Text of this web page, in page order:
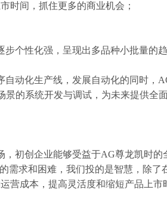
时间，抓住更多的商业机会；
步个性化强，呈现出多品种小批量的趋
序自动化生产线，发展自动化的同
的系统开发与调试，为未来提供
初创企业能够受益于AG尊龙凯时
需求和困难，我们投的是智慧，除
营成本，提高灵活度和缩短产品上市